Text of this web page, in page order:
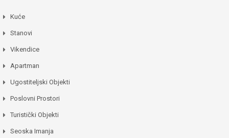
Kuće
Stanovi
Vikendice
Apartman
Ugostiteljski Objekti
Poslovni Prostori
Turistički Objekti
Seoska Imanja